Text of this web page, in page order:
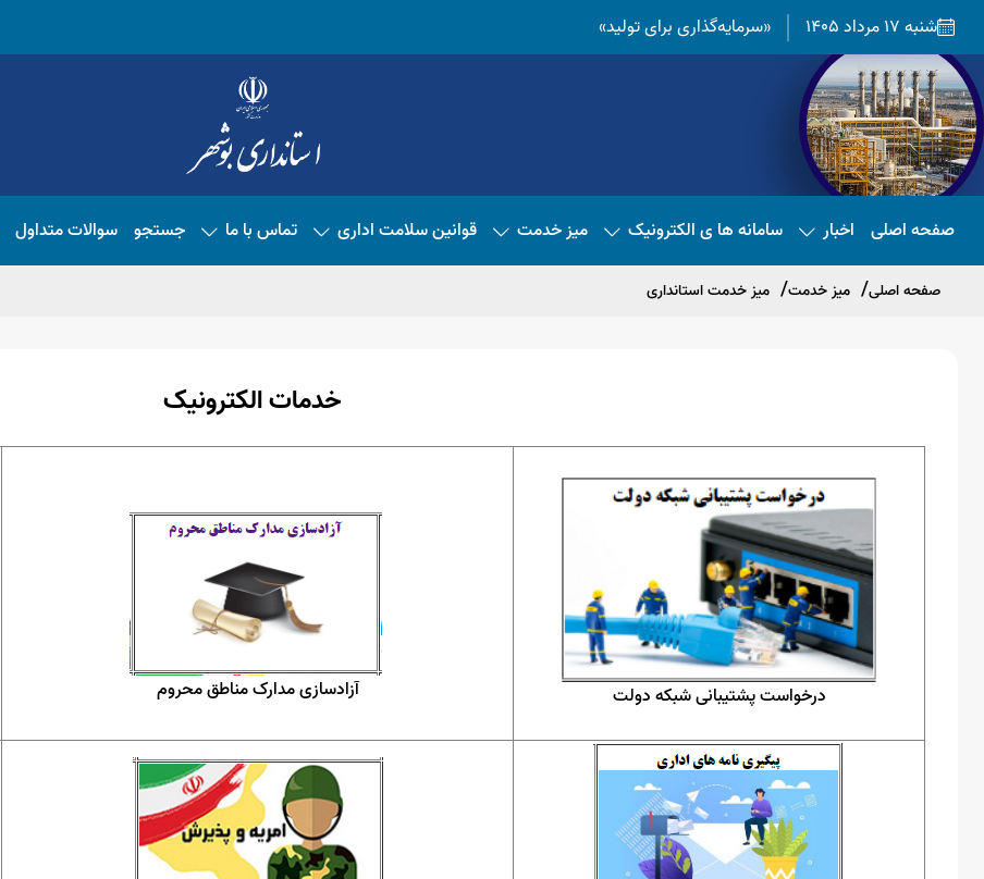
شنبه 17 مرداد 1405 «سرمایه‌گذاری برای تولید»
صفحه اصلی اخبار سامانه ها ی الکترونیک میز خدمت قوانین سلامت اداری تماس با ما جستجو سوالات متداول
صفحه اصلی میز خدمت میز خدمت استانداری
خدمات الکترونیک
درخواست پشتیبانی شبکه دولت آزادسازی مدارک مناطق محروم